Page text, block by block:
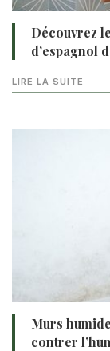
Découvrez
d’espagnol
LIRE LA SUITE
Murs
contrer